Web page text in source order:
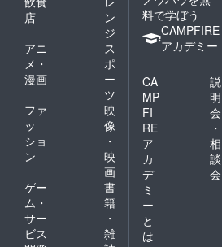
店
ン
ジ
アニ
メ・
漫画
ス
ポ
ー
ツ
ファ
ッ
ショ
ン
映
像
・
映
画
ゲー
ム・
サー
ビス
書
籍
・
雑
料で学ぼう
CAMPFIRE
アカデミー
CA
MP
FI
RE
ア
カ
デ
ミ
ー
と
は
説
明
会
・
相
談
会